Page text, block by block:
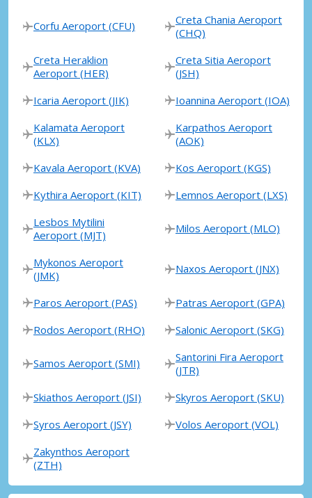
Corfu Aeroport (CFU)
Creta Chania Aeroport
(CHQ)
Creta Heraklion
Aeroport (HER)
Creta Sitia Aeroport
(JSH)
Icaria Aeroport (JIK)
Ioannina Aeroport (IOA)
Kalamata Aeroport
(KLX)
Karpathos Aeroport
(AOK)
Kavala Aeroport (KVA)
Kos Aeroport (KGS)
Kythira Aeroport (KIT)
Lemnos Aeroport (LXS)
Lesbos Mytilini
Aeroport (MJT)
Milos Aeroport (MLO)
Mykonos Aeroport
(JMK)
Naxos Aeroport (JNX)
Paros Aeroport (PAS)
Patras Aeroport (GPA)
Rodos Aeroport (RHO)
Salonic Aeroport (SKG)
Samos Aeroport (SMI)
Santorini Fira Aeroport
(JTR)
Skiathos Aeroport (JSI)
Skyros Aeroport (SKU)
Syros Aeroport (JSY)
Volos Aeroport (VOL)
Zakynthos Aeroport
(ZTH)